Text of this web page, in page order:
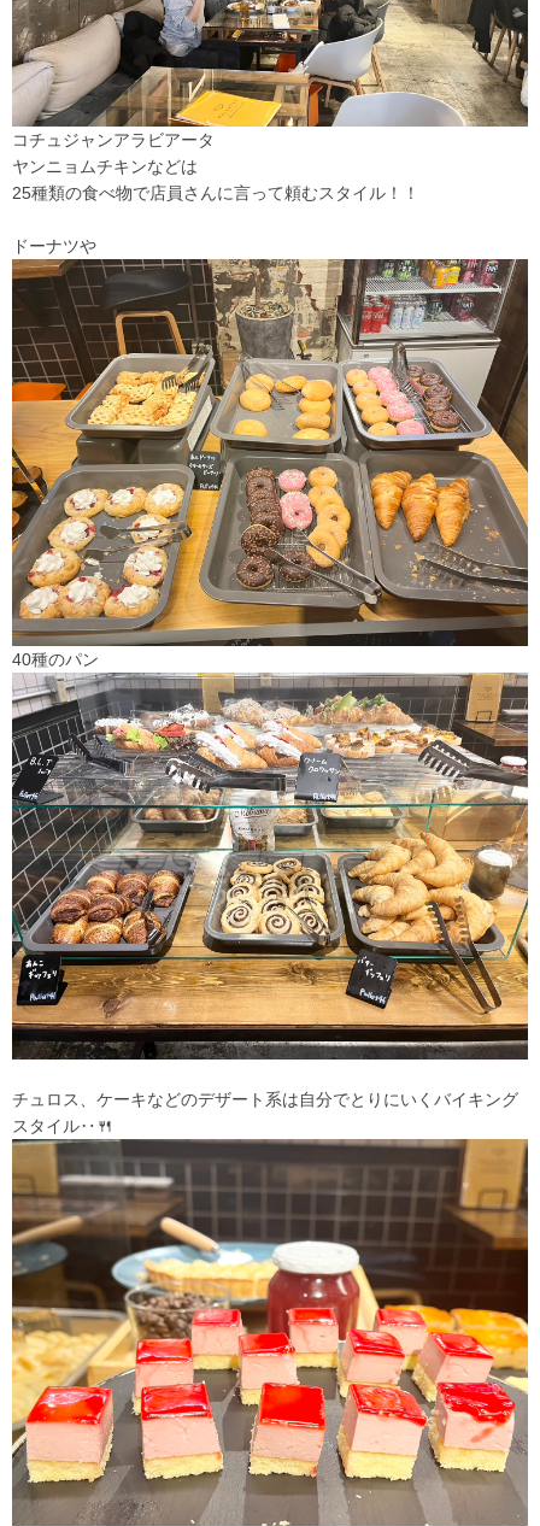
コチュジャンアラビアータ
ヤンニョムチキンなどは
25種類の食べ物で店員さんに言って頼むスタイル！！
ドーナツや
40種のパン
チュロス、ケーキなどのデザート系は自分でとりにいくバイキング
スタイル‥🍴